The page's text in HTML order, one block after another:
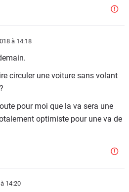
à 14:18
circuler une voiture sans volant
pour moi que la va sera une
optimiste pour une va de
à 14:20